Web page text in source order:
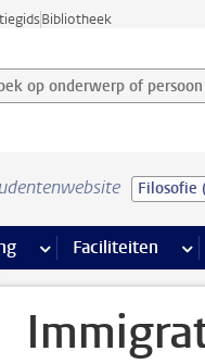
Bibliotheek
op onderwerp of persoon
Filosofie
meer Ondersteuning
Faciliteiten